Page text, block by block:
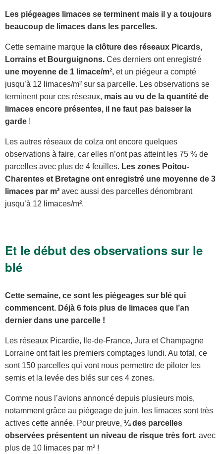
Les piégeages limaces se terminent mais il y a toujours
beaucoup de limaces dans les parcelles.
Cette semaine marque la clôture des réseaux Picards,
Lorrains et Bourguignons. Ces derniers ont enregistré
une moyenne de 1 limace/m², et un piégeur a compté
jusqu’à 12 limaces/m² sur sa parcelle. Les observations se
terminent pour ces réseaux, mais au vu de la quantité de
limaces encore présentes, il ne faut pas baisser la
garde !
Les autres réseaux de colza ont encore quelques
observations à faire, car elles n’ont pas atteint les 75 % de
parcelles avec plus de 4 feuilles. Les zones Poitou-
Charentes et Bretagne ont enregistré une moyenne de 3
limaces par m² avec aussi des parcelles dénombrant
jusqu’à 12 limaces/m².
Et le début des observations sur le
blé
Cette semaine, ce sont les piégeages sur blé qui
commencent. Déjà 6 fois plus de limaces que l’an
dernier dans une parcelle !
Les réseaux Picardie, Ile-de-France, Jura et Champagne
Lorraine ont fait les premiers comptages lundi. Au total, ce
sont 150 parcelles qui vont nous permettre de piloter les
semis et la levée des blés sur ces 4 zones.
Comme nous l’avions annoncé depuis plusieurs mois,
notamment grâce au piégeage de juin, les limaces sont très
actives cette année. Pour preuve, ¼ des parcelles
observées présentent un niveau de risque très fort, avec
plus de 10 limaces par m² !